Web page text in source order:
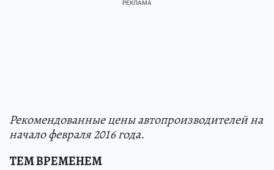
Рекомендованные цены автопроизводителей на
начало февраля 2016 года.
ТЕМ ВРЕМЕНЕМ